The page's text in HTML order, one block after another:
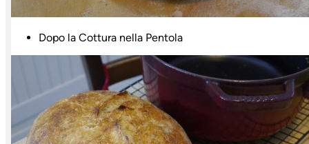
Dopo la Cottura nella Pentola